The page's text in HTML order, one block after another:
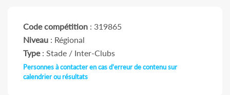
Code compétition : 319865
Niveau : Régional
Type: Stade / Inter-Clubs
Personnes à contacter en cas d'erreur de contenu sur
calendrier ou résultats